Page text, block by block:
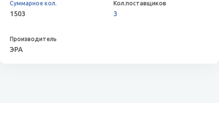
1503 3
ЭРА